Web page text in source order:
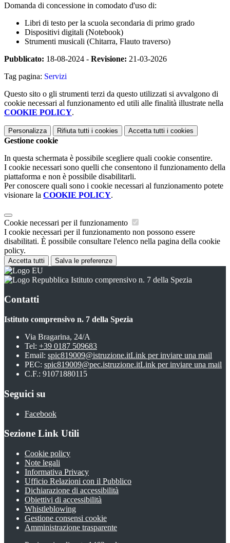
Domanda di concessione in comodato d'uso di:
Libri di testo per la scuola secondaria di primo grado
Dispositivi digitali (Notebook)
Strumenti musicali (Chitarra, Flauto traverso)
Pubblicato: 18-08-2024 - Revisione: 21-03-2026
Tag pagina: Servizi
Questo sito o gli strumenti terzi da questo utilizzati si avvalgono di
cookie necessari al funzionamento ed utili alle finalità illustrate nella
COOKIE POLICY.
Personalizza Rifiuta tutti i cookies Accetta tutti i cookies
Gestione cookie
In questa schermata è possibile scegliere quali cookie consentire.
I cookie necessari sono quelli che consentono il funzionamento della
piattaforma e non è possibile disabilitarli.
Per conoscere quali sono i cookie necessari al funzionamento potete
visionare la COOKIE POLICY.
Cookie necessari per il funzionamento
I cookie necessari per il funzionamento non possono essere
disabilitati. È possibile consultare l'elenco nella pagina della cookie
policy.
Accetta tutti Salva le preferenze
Istituto comprensivo n. 7 della Spezia
Contatti
Istituto comprensivo n. 7 della Spezia
Via Bragarina, 24/A
Tel: +39 0187 509683
Email: spic819009@istruzione.itLink per inviare una mail
PEC: spic819009@pec.istruzione.itLink per inviare una mail
C.F.: 91071880115
Seguici su
Facebook
Sezione Link Utili
Cookie policy
Note legali
Informativa Privacy
Ufficio Relazioni con il Pubblico
Dichiarazione di accessibilità
Obiettivi di accessibilità
Whistleblowing
Gestione consensi cookie
Amministrazione trasparente